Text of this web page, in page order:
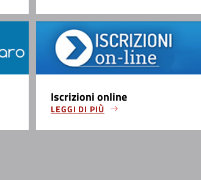
Iscrizioni online
LEGGI DI PIÙ